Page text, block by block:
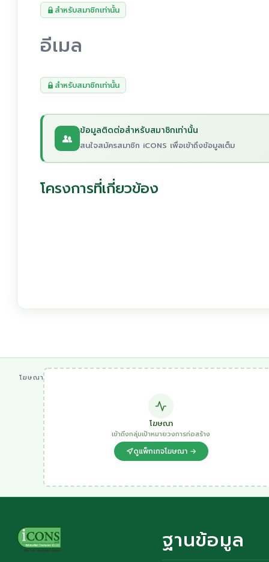
สำหรับสมาชิกเท่านั้น
อีเมล
สำหรับสมาชิกเท่านั้น
ข้อมูลติดต่อสำหรับสมาชิกเท่านั้น
สนใจสมัครสมาชิก iCONS เพื่อเข้าถึงข้อมูลเต็ม
โครงการที่เกี่ยวข้อง
โฆษณา
โฆษณา
เข้าถึงกลุ่มเป้าหมายวงการก่อสร้าง
ดูแพ็กเกจโฆษณา →
ฐานข้อมูล